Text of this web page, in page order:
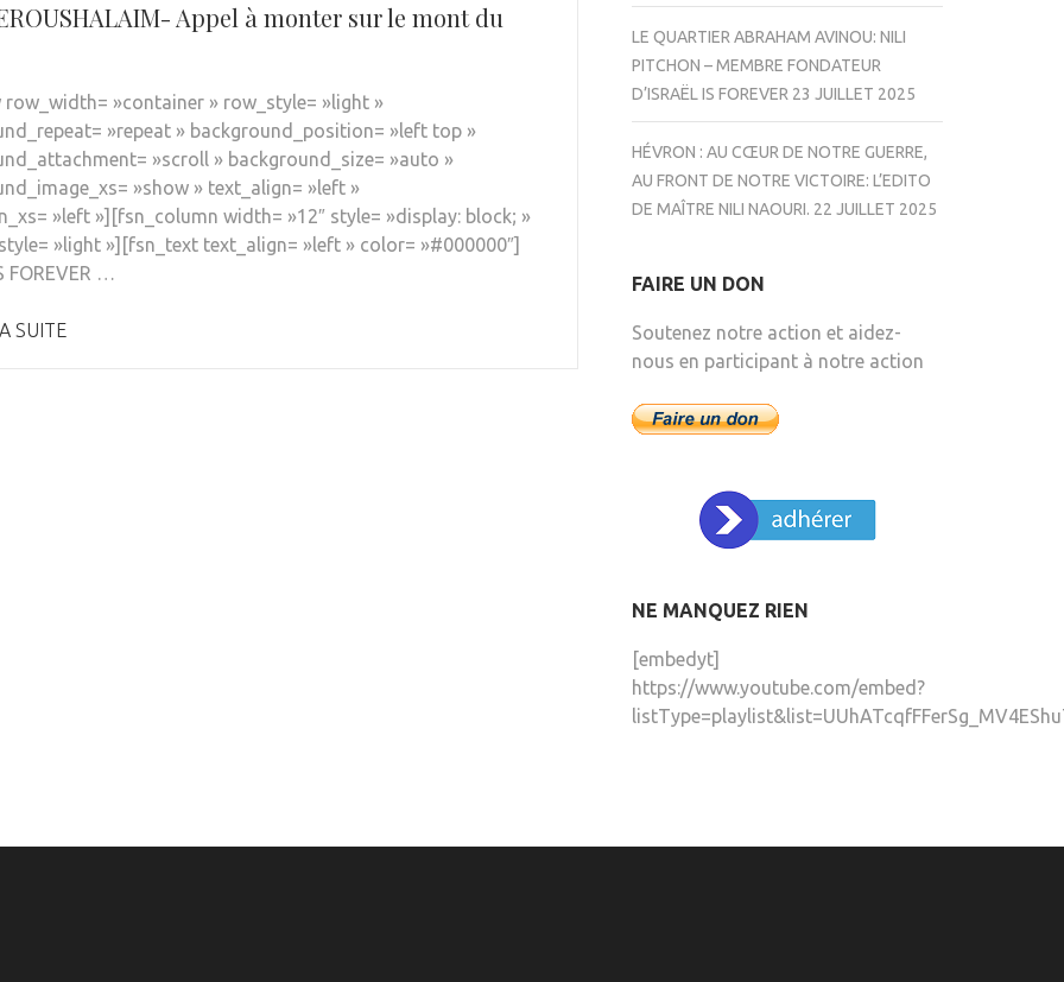
Appel à monter sur le mont du
row_width= »container » row_style= »light »
»repeat » background_position= »left top »
»scroll » background_size= »auto »
»show » text_align= »left »
»left »][fsn_column width= »12″ style= »display: block; »
»light »][fsn_text text_align= »left » color= »#000000″]
FOREVER …
SUITE
LE QUARTIER ABRAHAM AVINOU: NILI
PITCHON – MEMBRE FONDATEUR
D’ISRAËL IS FOREVER 23 JUILLET 2025
HÉVRON : AU CŒUR DE NOTRE GUERRE,
AU FRONT DE NOTRE VICTOIRE: L’EDITO
DE MAÎTRE NILI NAOURI. 22 JUILLET 2025
FAIRE UN DON
Soutenez notre action et aidez-
nous en participant à notre action
NE MANQUEZ RIEN
[embedyt]
https://www.youtube.com/embed?